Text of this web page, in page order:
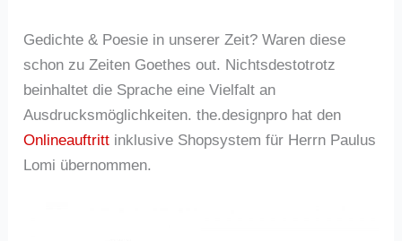
Gedichte & Poesie in unserer Zeit? Waren diese
schon zu Zeiten Goethes out. Nichtsdestotrotz
beinhaltet die Sprache eine Vielfalt an
Ausdrucksmöglichkeiten. the.designpro hat den
Onlineauftritt inklusive Shopsystem für Herrn Paulus
Lomi übernommen.